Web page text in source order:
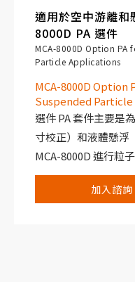
適用於空中游離和
8000D PA 選件
MCA-8000D Option PA
Particle Applications
MCA-8000D Option
Suspended
選件 PA 套件主要是
寸校正）和液體懸浮
MCA-8000D 進行粒
過了美國國家標準與
證。 選件 PA 套件能
加入諮詢